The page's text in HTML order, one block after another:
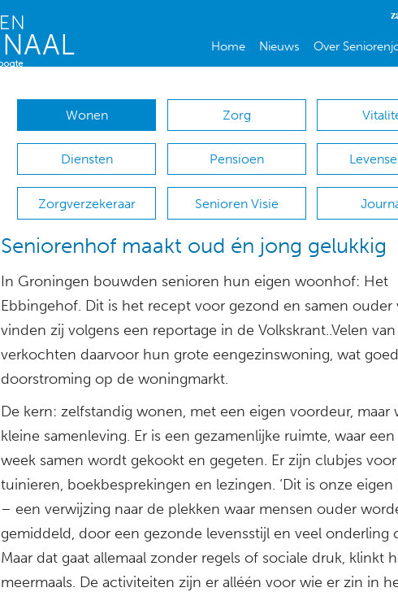
Home Nieuws Over
Wonen Zorg
Diensten Pensioen
Zorgverzekeraar Senioren Visie
Seniorenhof maakt oud én jong gelukkig
In Groningen bouwden senioren hun eigen woonhof: Het
Ebbingehof. Dit is het recept voor gezond en samen ouder
vinden zij volgens een reportage in de Volkskrant..Velen
verkochten daarvoor hun grote eengezinswoning, wat
doorstroming op de woningmarkt.
De kern: zelfstandig wonen, met een eigen voordeur, maar
kleine samenleving. Er is een gezamenlijke ruimte, waar
week samen wordt gekookt en gegeten. Er zijn clubjes voor
tuinieren, boekbesprekingen en lezingen. ‘Dit is onze eigen
– een verwijzing naar de plekken waar mensen ouder
gemiddeld, door een gezonde levensstijl en veel onderling
Maar dat gaat allemaal zonder regels of sociale druk, klinkt
meermaals. De activiteiten zijn er alléén voor wie er zin in